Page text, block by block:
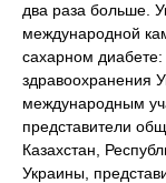
два раза больше.
международной
сахарном
здравоохранения
международным
представители
Казахстан,
Украины,